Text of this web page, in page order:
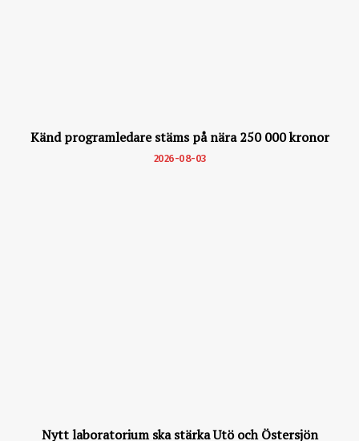
Känd programledare stäms på nära 250 000 kronor
2026-08-03
Nytt laboratorium ska stärka Utö och Östersjön